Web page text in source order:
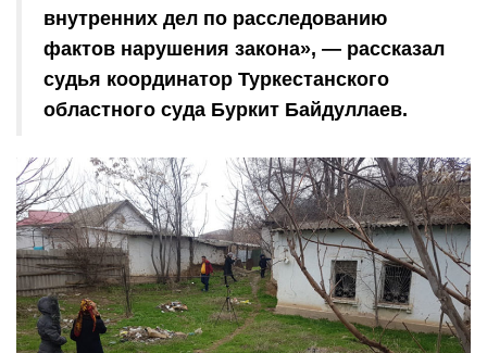
внутренних дел по расследованию
фактов нарушения закона», — рассказал
судья координатор Туркестанского
областного суда Буркит Байдуллаев.